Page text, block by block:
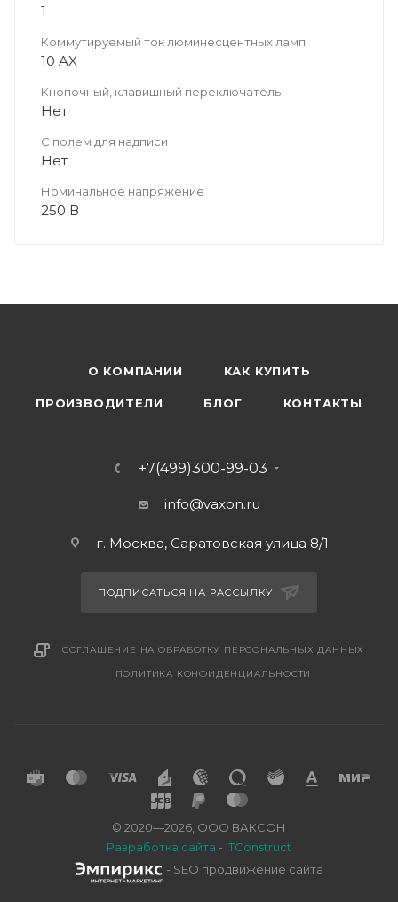
1
Коммутируемый ток люминесцентных ламп
10 AX
Кнопочный, клавишный переключатель
Нет
С полем для надписи
Нет
Номинальное напряжение
250 В
О КОМПАНИИ КАК КУПИТЬ
ПРОИЗВОДИТЕЛИ БЛОГ КОНТАКТЫ
+7(499)300-99-03
info@vaxon.ru
г. Москва, Саратовская улица 8/1
ПОДПИСАТЬСЯ НА РАССЫЛКУ
СОГЛАШЕНИЕ НА ОБРАБОТКУ ПЕРСОНАЛЬНЫХ ДАННЫХ
ПОЛИТИКА КОНФИДЕНЦИАЛЬНОСТИ
© 2020—2026, ООО ВАКСОН
Разработка сайта - ITConstruct
- SEO продвижение сайта